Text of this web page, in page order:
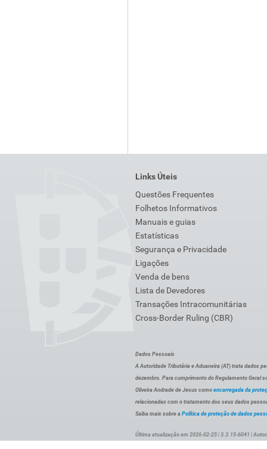
Links Úteis
Questões Frequentes
Folhetos Informativos
Manuais e guias
Estatísticas
Segurança e Privacidade
Ligações
Venda de bens
Lista de Devedores
Transações Intracomunitárias
Cross-Border Ruling (CBR)
Dados Pessoais
A Autoridade Tributária e Aduaneira (AT) trata dados
dezembro. Para cumprimento do Regulamento Geral
Oliveira Andrade de Jesus como encarregada da
relacionadas com o tratamento dos seus dados
Saiba mais sobre a Política de proteção de dados
Última atualização em 2026-02-25 | 3.3.15-6041 |